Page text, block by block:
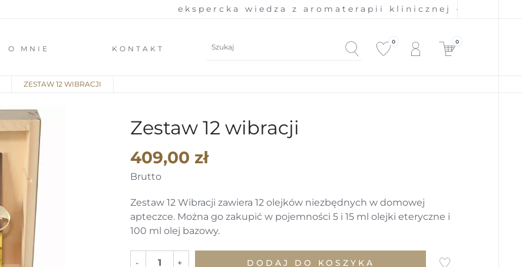
ekspercka wiedza z aromaterapii klinicznej - 100%
O MNIE KONTAKT
0 0
ZESTAW 12 WIBRACJI
Zestaw 12 wibracji
409,00 zł
Brutto
Zestaw 12 Wibracji zawiera 12 olejków niezbędnych w domowej
apteczce. Można go zakupić w pojemności 5 i 15 ml olejki eteryczne i
100 ml olej bazowy.
- + DODAJ DO KOSZYKA